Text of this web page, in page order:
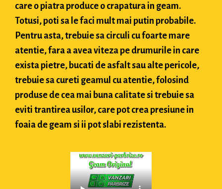
care o piatra produce o crapatura in geam.
Totusi, poti sa le faci mult mai putin probabile.
Pentru asta, trebuie sa circuli cu foarte mare
atentie, fara a avea viteza pe drumurile in care
exista pietre, bucati de asfalt sau alte pericole,
trebuie sa cureti geamul cu atentie, folosind
produse de cea mai buna calitate si trebuie sa
eviti trantirea usilor, care pot crea presiune in
foaia de geam si ii pot slabi rezistenta.